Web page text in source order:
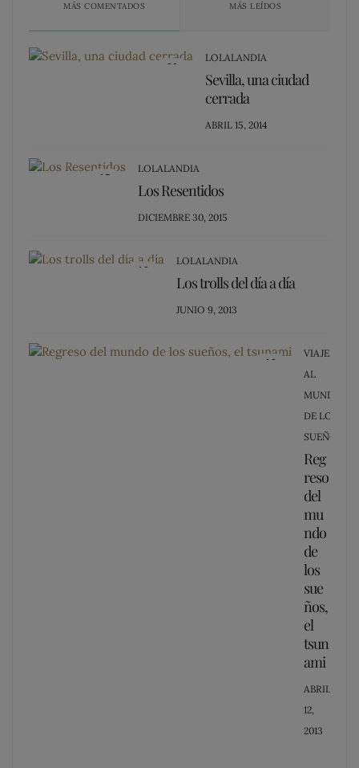
MÁS COMENTADOS MÁS LEÍDOS
20
LOLALANDIA
Sevilla, una ciudad
cerrada
POSTED
ABRIL 15, 2014
15
LOLALANDIA
Los Resentidos
POSTED
DICIEMBRE 30, 2015
13
LOLALANDIA
Los trolls del día a día
POSTED
JUNIO 9, 2013
12
VIAJE
AL
MUNDO
DE LOS
SUEÑOS
Reg
reso
del
mu
ndo
de
los
sue
ños,
el
tsun
ami
POSTED
ON
ABRIL
12,
2013